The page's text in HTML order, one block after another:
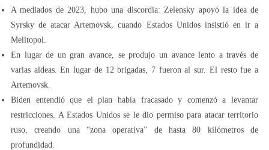
A mediados de 2023, hubo una discordia: Zelensky apoyó la idea de
Syrsky de atacar Artemovsk, cuando Estados Unidos insistió en ir a
Melitopol.
En lugar de un gran avance, se produjo un avance lento a través de
varias aldeas. En lugar de 12 brigadas, 7 fueron al sur. El resto fue a
Artemovsk.
Biden entendió que el plan había fracasado y comenzó a levantar
restricciones. A Estados Unidos se le dio permiso para atacar territorio
ruso, creando una “zona operativa” de hasta 80 kilómetros de
profundidad.